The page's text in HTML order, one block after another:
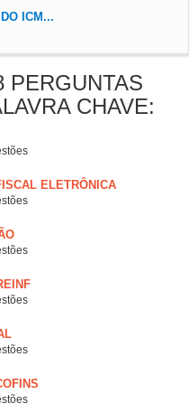
ICM...
PERGUNTAS
CHAVE:
ELETRÔNICA